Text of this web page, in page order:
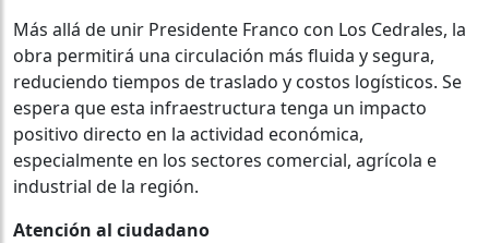
Más allá de unir Presidente Franco con Los Cedrales, la
obra permitirá una circulación más fluida y segura,
reduciendo tiempos de traslado y costos logísticos. Se
espera que esta infraestructura tenga un impacto
positivo directo en la actividad económica,
especialmente en los sectores comercial, agrícola e
industrial de la región.
Atención al ciudadano